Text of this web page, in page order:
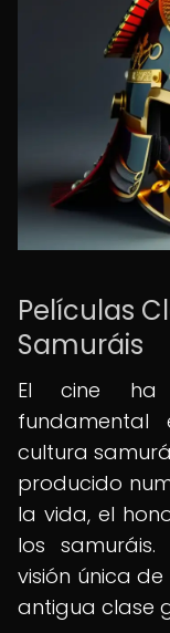
Películas
Samuráis
El cine ha
cultura
producido
la vida, el
los
visión única
antigua clase